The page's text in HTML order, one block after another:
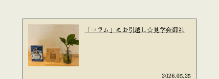
「コラム」にお引越し☆見学会御礼
2026.05.25